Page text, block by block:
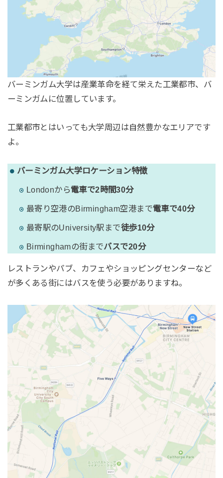
バーミンガム大学は産業革命を経て栄えた工業都市、バ
ーミンガムに位置しています。
工業都市とはいっても大学周辺は自然豊かなエリアです
よ。
バーミンガム大学ロケーション特徴
Londonから電車で2時間30分
最寄り空港のBirmingham空港まで電車で40分
最寄駅のUniversity駅まで徒歩10分
Birminghamの街までバスで20分
レストランやパブ、カフェやショッピングセンターなど
が多くある街にはバスを使う必要がありますね。